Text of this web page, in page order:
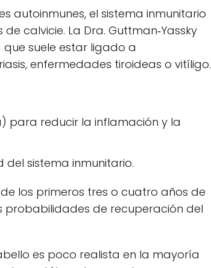
autoinmunes, el sistema inmunitario
calvicie. La Dra. Guttman‑Yassky
que suele estar ligado a
enfermedades tiroideas o vitíligo.
para reducir la inflamación y la
sistema inmunitario.
los primeros tres o cuatro años de
de recuperación del
es poco realista en la mayoría